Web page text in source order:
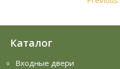
Каталог
Входные двери